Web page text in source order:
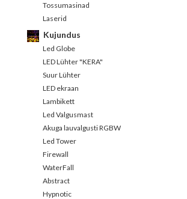
Tossumasinad
Laserid
Kujundus
Led Globe
LED Lühter "KERA"
Suur Lühter
LED ekraan
Lambikett
Led Valgusmast
Akuga lauvalgusti RGBW
Led Tower
Firewall
WaterFall
Abstract
Hypnotic